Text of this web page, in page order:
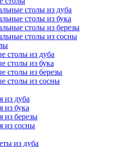
столы из дуба
столы из бука
столы из березы
столы из сосны
столы из дуба
столы из бука
столы из березы
столы из сосны
из дуба
из бука
из березы
из сосны
из дуба